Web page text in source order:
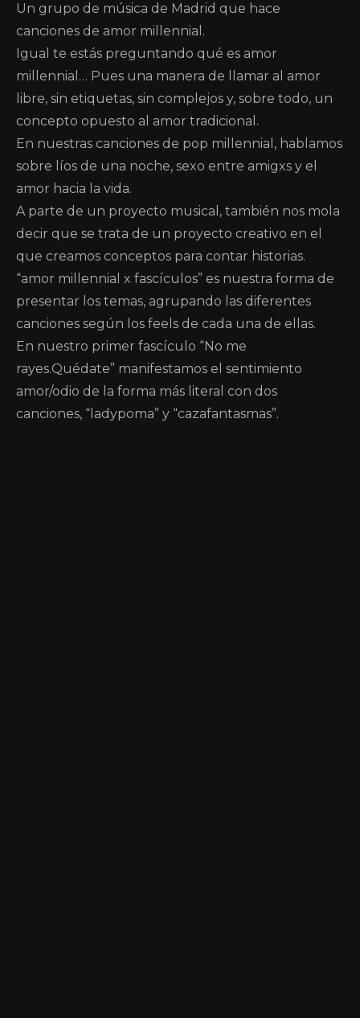
Un grupo de música de Madrid que hace
canciones de amor millennial.
Igual te estás preguntando qué es amor
millennial… Pues una manera de llamar al amor
libre, sin etiquetas, sin complejos y, sobre todo, un
concepto opuesto al amor tradicional.
En nuestras canciones de pop millennial, hablamos
sobre líos de una noche, sexo entre amigxs y el
amor hacia la vida.
A parte de un proyecto musical, también nos mola
decir que se trata de un proyecto creativo en el
que creamos conceptos para contar historias.
“amor millennial x fascículos” es nuestra forma de
presentar los temas, agrupando las diferentes
canciones según los feels de cada una de ellas.
En nuestro primer fascículo “No me
rayes.Quédate” manifestamos el sentimiento
amor/odio de la forma más literal con dos
canciones, “ladypoma” y “cazafantasmas”.